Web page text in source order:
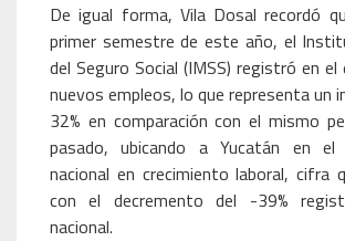
De igual forma, Vila Dosal recordó
primer semestre de este año, el
del Seguro Social (IMSS) registró en
nuevos empleos, lo que representa un
32% en comparación con el mismo
pasado, ubicando a Yucatán en
nacional en crecimiento laboral, cifra
con el decremento del -39%
nacional.